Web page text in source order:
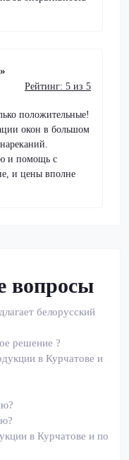
Рейтинг: 5 из 5
положительные!
окон в большом
и помощь с
и цены вполне
вопросы
белорусский
решение ?
в Курчатове и
в Курчатове и по